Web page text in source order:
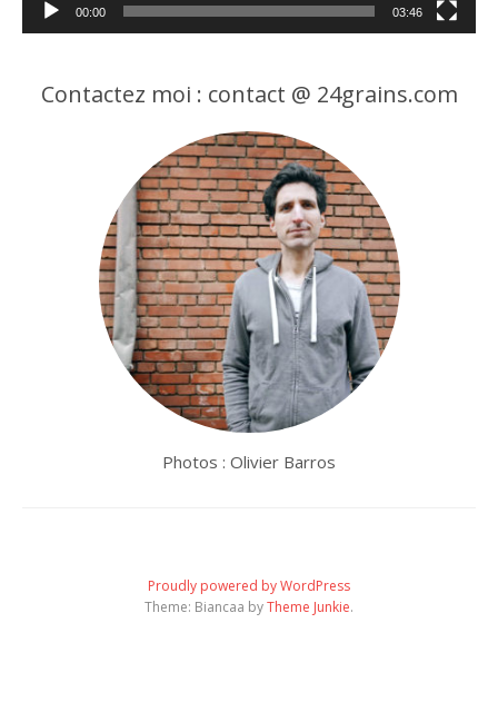
00:00 03:46
Contactez moi : contact @ 24grains.com
Photos : Olivier Barros
Proudly powered by WordPress
Theme: Biancaa byTheme Junkie.